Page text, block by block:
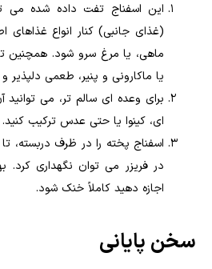
این اسفناج تفت داده شده می
(غذای جانبی) کنار انواع
ماهی، یا مرغ سرو شود. همچنین
یا ماکارونی و پنیر، طعمی
برای وعده ای سالم تر، می توانید
ای، کینوا یا حتی عدس ترکیب کنید.
در فریزر می توان نگهداری کرد.
اجازه دهید کاملاً خنک شود.
سخن پایانی